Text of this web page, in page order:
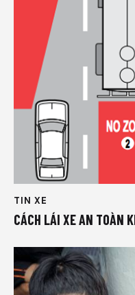
TIN XE
CÁCH LÁI XE AN TOÀN